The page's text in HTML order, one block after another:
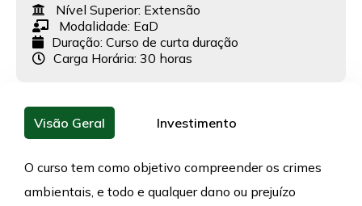
Visão Geral Investimento
O curso tem como objetivo compreender os crimes
ambientais, e todo e qualquer dano ou prejuízo
Nível Superior: Extensão
Modalidade: EaD
Duração: Curso de curta duração
Carga Horária: 30 horas